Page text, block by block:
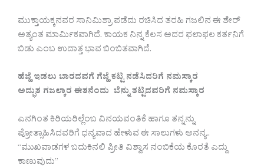
ಮುಕ್ತಾಯಕ್ಕನವರ ಸಾನಿಮಿಶ್ರಾ ಪಡೆದು ರಚಿಸಿದ ತರಹಿ ಗಜಲಿನ ಈ ಶೇರ್
ಅತ್ಯಂತ ಮಾರ್ಮಿಕವಾಗಿದೆ. ಕಾಯಕ ನಿನ್ನ ಕೆಲಸ ಅದರ ಫಲಾಫಲ ಕರ್ತನಿಗೆ
ಬಿಡು ಎಂಬ ಉದಾತ್ತ ಭಾವ ಬಿಂಬಿತವಾಗಿದೆ.
ಹೆಜ್ಹೆ ಇಡಲು ಬಾರದವಗೆ ಗೆಜ್ಹೆ ಕಟ್ಟಿ ನಡೆಸಿದರಿಗೆ ನಮಸ್ಕಾರ
ಅದ್ಭುತ ಗಜಲ್ಕಾರ ಈತನೆಂದು ಬೆನ್ನು ತಟ್ಟಿದವರಿಗೆ ನಮಸ್ಕಾರ
ಎನಗಿಂತ ಕಿರಿಯರಿಲ್ಲೆಂಬ ವಿನಯವಂತಿಕೆ ಹಾಗೂ ತನ್ನನ್ನು
ಪ್ರೋತ್ಸಾಹಿಸಿದವರಿಗೆ ಧನ್ಯವಾದ ಹೇಳುವ ಈ ಸಾಲುಗಳು ಅನನ್ಯ..
“ಮುಖವಾಡಗಳ ಬದುಕಿನಲಿ ಪ್ರೀತಿ ವಿಶ್ವಾಸ ನಂಬಿಕೆಯ ಕೊರತೆ ಎದ್ದು
ಕಾಣುವುದು”